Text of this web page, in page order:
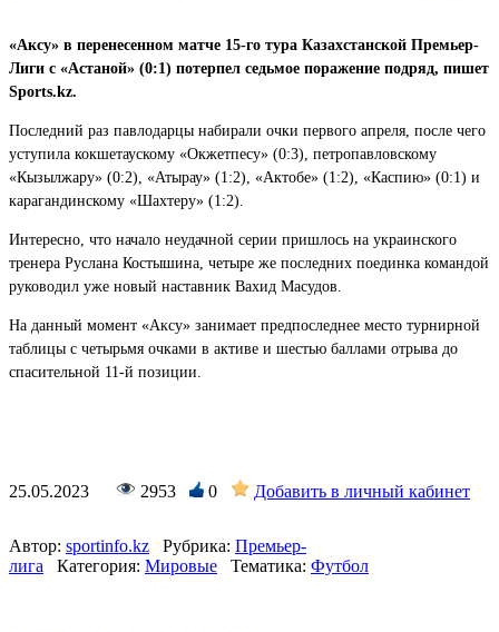
«Аксу» в перенесенном матче 15-го тура Казахстанской Премьер-
Лиги с «Астаной» (0:1) потерпел седьмое поражение подряд, пишет
Sports.kz.
Последний раз павлодарцы набирали очки первого апреля, после чего
уступила кокшетаускому «Окжетпесу» (0:3), петропавловскому
«Кызылжару» (0:2), «Атырау» (1:2), «Актобе» (1:2), «Каспию» (0:1) и
карагандинскому «Шахтеру» (1:2).
Интересно, что начало неудачной серии пришлось на украинского
тренера Руслана Костышина, четыре же последних поединка командой
руководил уже новый наставник Вахид Масудов.
На данный момент «Аксу» занимает предпоследнее место турнирной
таблицы с четырьмя очками в активе и шестью баллами отрыва до
спасительной 11-й позиции.
25.05.2023 2953 0 Добавить в личный кабинет
Автор: sportinfo.kz Рубрика: Премьер-
лига
Категория: Мировые Тематика: Футбол